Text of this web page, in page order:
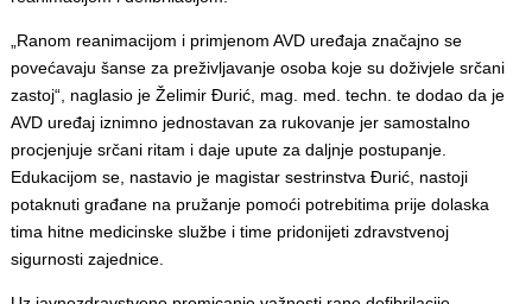
„Ranom reanimacijom i primjenom AVD uređaja značajno se
povećavaju šanse za preživljavanje osoba koje su doživjele srčani
zastoj“, naglasio je Želimir Đurić, mag. med. techn. te dodao da je
AVD uređaj iznimno jednostavan za rukovanje jer samostalno
procjenjuje srčani ritam i daje upute za daljnje postupanje.
Edukacijom se, nastavio je magistar sestrinstva Đurić, nastoji
potaknuti građane na pružanje pomoći potrebitima prije dolaska
tima hitne medicinske službe i time pridonijeti zdravstvenoj
sigurnosti zajednice.